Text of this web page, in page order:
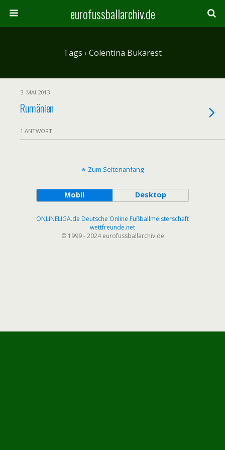
eurofussballarchiv.de
Tags › Colentina Bukarest
3. MAI 2013
Rumänien
1 ANTWORT
Zum Seitenanfang
Mobil Desktop
ONLINELIGA.de Deutsche Online Fußballmeisterschaft
wettfreunde.net
© 1999 - 2024 eurofussballarchiv.de